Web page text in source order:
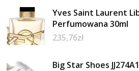
Yves Saint Laurent
Perfumowana 30ml
235,76zł
Big Star Shoes